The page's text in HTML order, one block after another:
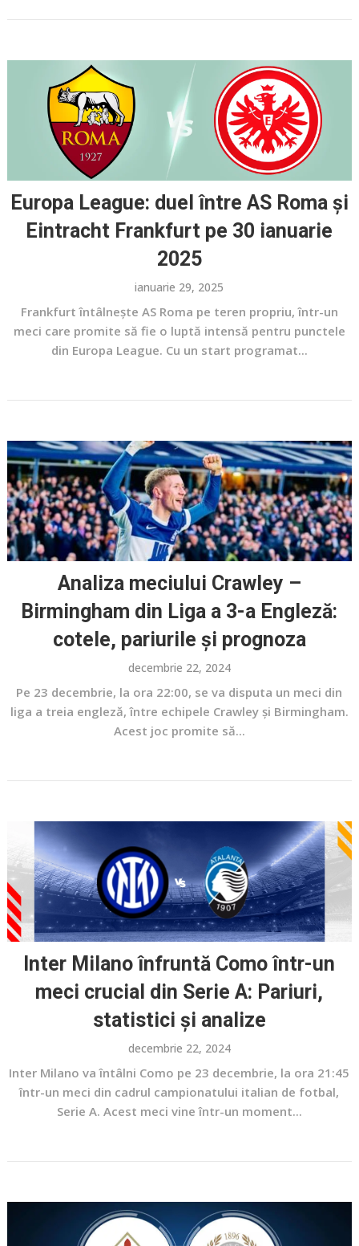
Europa League: duel între AS Roma și
Eintracht Frankfurt pe 30 ianuarie
2025
ianuarie 29, 2025
Frankfurt întâlnește AS Roma pe teren propriu, într-un
meci care promite să fie o luptă intensă pentru punctele
din Europa League. Cu un start programat...
Analiza meciului Crawley –
Birmingham din Liga a 3-a Engleză:
cotele, pariurile și prognoza
decembrie 22, 2024
Pe 23 decembrie, la ora 22:00, se va disputa un meci din
liga a treia engleză, între echipele Crawley și Birmingham.
Acest joc promite să...
Inter Milano înfruntă Como într-un
meci crucial din Serie A: Pariuri,
statistici și analize
decembrie 22, 2024
Inter Milano va întâlni Como pe 23 decembrie, la ora 21:45
într-un meci din cadrul campionatului italian de fotbal,
Serie A. Acest meci vine într-un moment...